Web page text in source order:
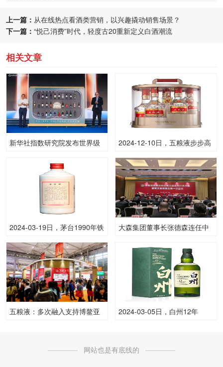
上一篇： 从在线热点看酒类营销，以兴趣撬动销售场景？
下一篇： “悦己消费”时代，轻度古20重新定义白酒潮流
相关文章
新华社指数研究院发布世界级
数》发布，郎酒庄园与世界级
2024-12-10日，五粮液步步高
升3025ML52.00度酒每瓶的价
格是多少呢？
2024-03-19日，茅台1990年铁
酒每瓶的价格是多少呢？
大森集团董事长张德森连任中
五粮液：多次融入支持博鳌亚
2024-03-05日，白州12年
网站也是有底线的